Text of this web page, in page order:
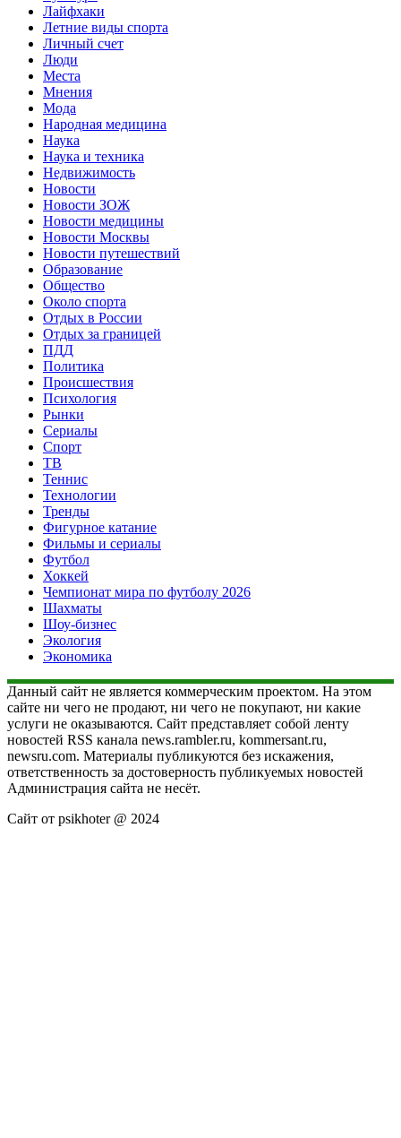
Лайфхаки
Летние виды спорта
Личный счет
Люди
Места
Мнения
Мода
Народная медицина
Наука
Наука и техника
Недвижимость
Новости
Новости ЗОЖ
Новости медицины
Новости Москвы
Новости путешествий
Образование
Общество
Около спорта
Отдых в России
Отдых за границей
ПДД
Политика
Происшествия
Психология
Рынки
Сериалы
Спорт
ТВ
Теннис
Технологии
Тренды
Фигурное катание
Фильмы и сериалы
Футбол
Хоккей
Чемпионат мира по футболу 2026
Шахматы
Шоу-бизнес
Экология
Экономика
Данный сайт не является коммерческим проектом. На этом
сайте ни чего не продают, ни чего не покупают, ни какие
услуги не оказываются. Сайт представляет собой ленту
новостей RSS канала news.rambler.ru, kommersant.ru,
newsru.com. Материалы публикуются без искажения,
ответственность за достоверность публикуемых новостей
Администрация сайта не несёт.
Сайт от psikhoter @ 2024